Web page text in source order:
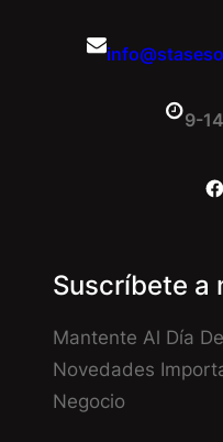
9-
Facebook
Suscríbete a
Mantente Al Día
Novedades
Negocio